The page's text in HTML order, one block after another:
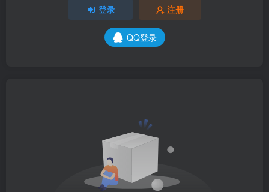
登录 注册
QQ登录